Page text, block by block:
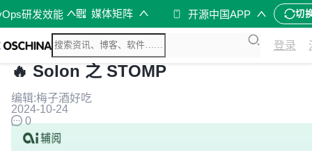
研发效能 媒体矩阵 开源中国APP 切
登录
🔥 Solon 之 STOMP
编辑:梅子酒好吃
2024-10-24
0